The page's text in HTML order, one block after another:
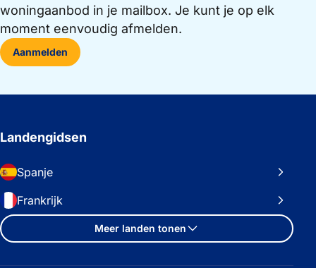
woningaanbod in je mailbox. Je kunt je op elk
moment eenvoudig afmelden.
Aanmelden
Landengidsen
Spanje
Frankrijk
Meer landen tonen